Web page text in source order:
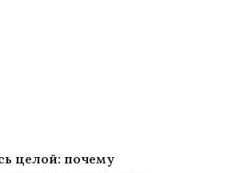
целой: почему